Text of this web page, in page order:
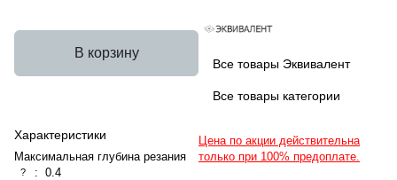
В корзину
Характеристики
Максимальная глубина резания
? : 0.4
Все товары Эквивалент
Все товары категории
Цена по акции действительна
только при 100% предоплате.